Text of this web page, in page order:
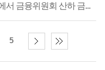
서 금융위원회 산하 금...
5